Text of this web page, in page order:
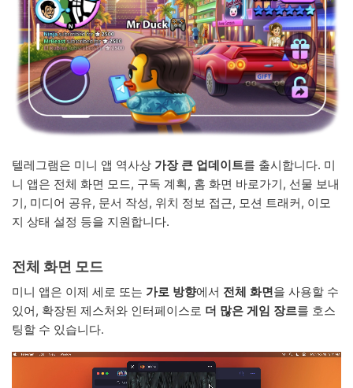
텔레그램은 미니 앱 역사상 가장 큰 업데이트를 출시합니다. 미
니 앱은 전체 화면 모드, 구독 계획, 홈 화면 바로가기, 선물 보내
기, 미디어 공유, 문서 작성, 위치 정보 접근, 모션 트래커, 이모
지 상태 설정 등을 지원합니다.
전체 화면 모드
미니 앱은 이제 세로 또는 가로 방향에서 전체 화면을 사용할 수
있어, 확장된 제스처와 인터페이스로 더 많은 게임 장르를 호스
팅할 수 있습니다.